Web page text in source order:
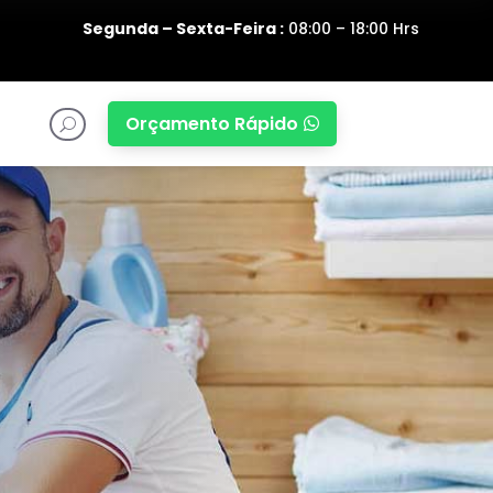
Segunda – Sexta-Feira :08:00 – 18:00 Hrs
U Orçamento Rápido 